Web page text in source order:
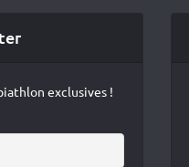
exclusives !